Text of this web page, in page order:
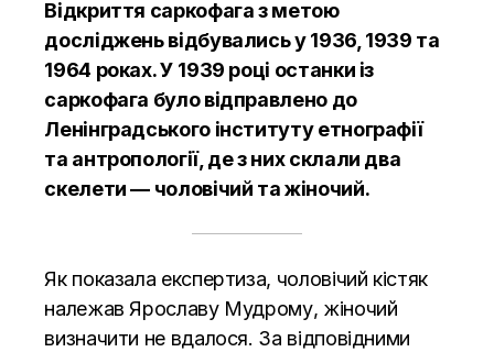
Відкриття саркофага з метою
досліджень відбувались у 1936, 1939 та
1964 роках. У 1939 році останки із
саркофага було відправлено до
Ленінградського інституту етнографії
та антропології, де з них склали два
скелети — чоловічий та жіночий.
Як показала експертиза, чоловічий кістяк
належав Ярославу Мудрому, жіночий
визначити не вдалося. За відповідними